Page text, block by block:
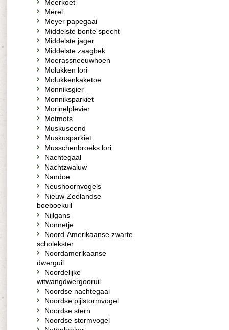
Meerkoet
Merel
Meyer papegaai
Middelste bonte specht
Middelste jager
Middelste zaagbek
Moerassneeuwhoen
Molukken lori
Molukkenkaketoe
Monniksgier
Monniksparkiet
Morinelplevier
Motmots
Muskuseend
Muskusparkiet
Musschenbroeks lori
Nachtegaal
Nachtzwaluw
Nandoe
Neushoornvogels
Nieuw-Zeelandse
boeboekuil
Nijlgans
Nonnetje
Noord-Amerikaanse zwarte
scholekster
Noordamerikaanse
dwerguil
Noordelijke
witwangdwergooruil
Noordse nachtegaal
Noordse pijlstormvogel
Noordse stern
Noordse stormvogel